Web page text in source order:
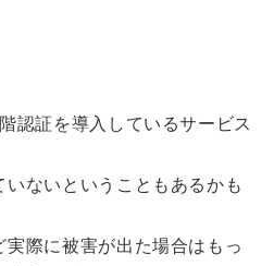
認証を導入しているサービス
ないということもあるかも
際に被害が出た場合はもっ